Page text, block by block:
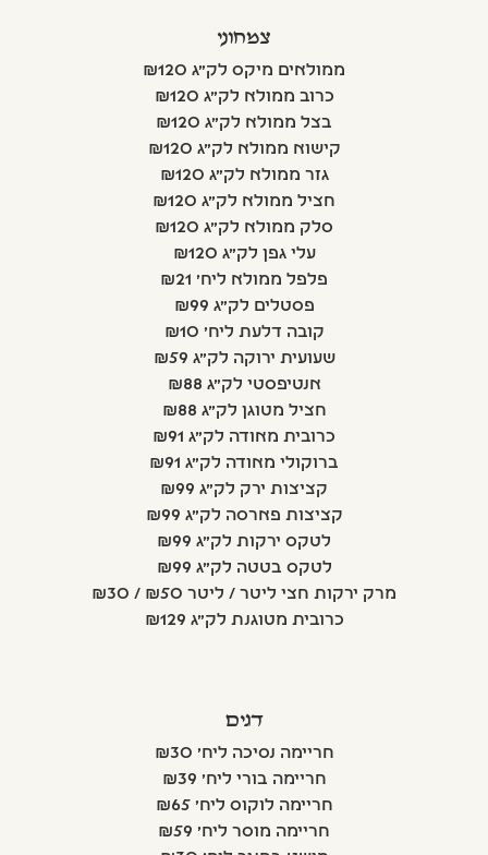
צמחוני
ממולאים מיקס לק"ג ₪120
כרוב ממולא לק"ג ₪120
בצל ממולא לק"ג ₪120
קישוא ממולא לק"ג ₪120
גזר ממולא לק"ג ₪120
חציל ממולא לק"ג ₪120
סלק ממולא לק"ג ₪120
עלי גפן לק"ג ₪120
פלפל ממולא ליח' ₪21
פסטלים לק"ג ₪99
קובה דלעת ליח' ₪10
שעועית ירוקה לק"ג ₪59
אנטיפסטי לק"ג ₪88
חציל מטוגן לק"ג ₪88
כרובית מאודה לק"ג ₪91
ברוקולי מאודה לק"ג ₪91
קציצות ירק לק"ג ₪99
קציצות פארסה לק"ג ₪99
לטקס ירקות לק"ג ₪99
לטקס בטטה לק"ג ₪99
מרק ירקות חצי ליטר / ליטר ₪50 / ₪30
כרובית מטוגנת לק"ג ₪129
דגים
חריימה נסיכה ליח' ₪30
חריימה בורי ליח' ₪39
חריימה לוקוס ליח' ₪65
חריימה מוסר ליח' ₪59